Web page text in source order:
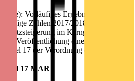
Vorläufiges Ergebnis Bastei
Zahlen 2017/2018: Stärkere
im Kerngeschäft
Veröffentlichung einer
17 der Verordnung (EU) Nr.
17 MAR